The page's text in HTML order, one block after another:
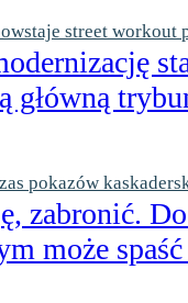
street workout
główną
pokazów
zabronić.
może